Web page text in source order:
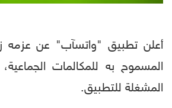
أعلن تطبيق "واتسآب" عن عزمه
المسموح به للمكالمات
المشغلة للتطبيق.